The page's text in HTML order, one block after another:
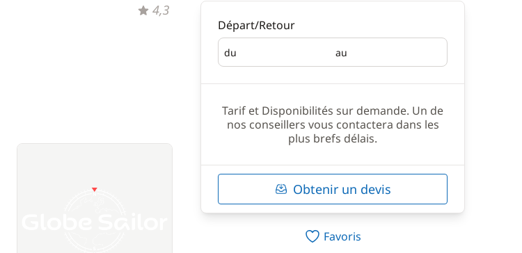
4,3
Départ/Retour
du
Départ au
Retour
Tarif et Disponibilités sur demande. Un de
nos conseillers vous contactera dans les
plus brefs délais.
Obtenir un devis
Favoris